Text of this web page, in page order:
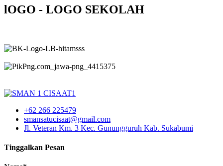
lOGO - LOGO SEKOLAH
+62 266 225479
smansatucisaat@gmail.com
Jl. Veteran Km. 3 Kec. Gunungguruh Kab. Sukabumi
Tinggalkan Pesan